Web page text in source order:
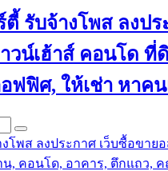
รับจ้างโพส ลงป
วน์เฮ้าส์ คอนโด
ฟฟิศ, ให้เช่า หาคน
โพส ลงประกาศ เว็บซื้อขา
น, คอนโด, อาคาร, ตึกแถว,